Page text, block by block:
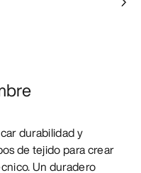
durabilidad y
de tejido para crear
Un duradero